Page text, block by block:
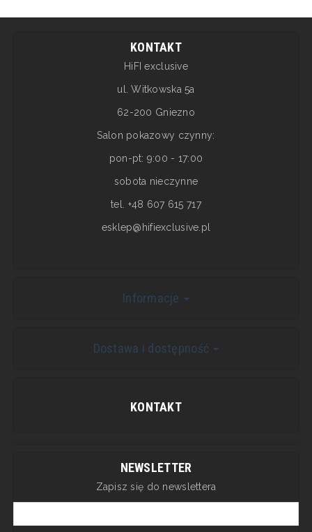
KONTAKT
HiFI exclusive
ul. Witkowska 5a
62-200 Gniezno
Salon pokazowy czynny:
pon-pt: 9:00 - 17:00
sobota nieczynne
tel. +48 607 615 717
esklep@hifiexclusive.pl
Informacje
Dostawa i dostępność
KONTAKT
NEWSLETTER
Zapisz się do newslettera